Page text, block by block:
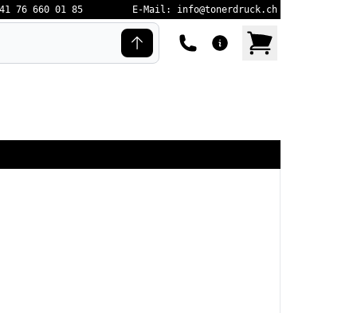
76 660 01 85 E-Mail: info@tonerdruck.ch